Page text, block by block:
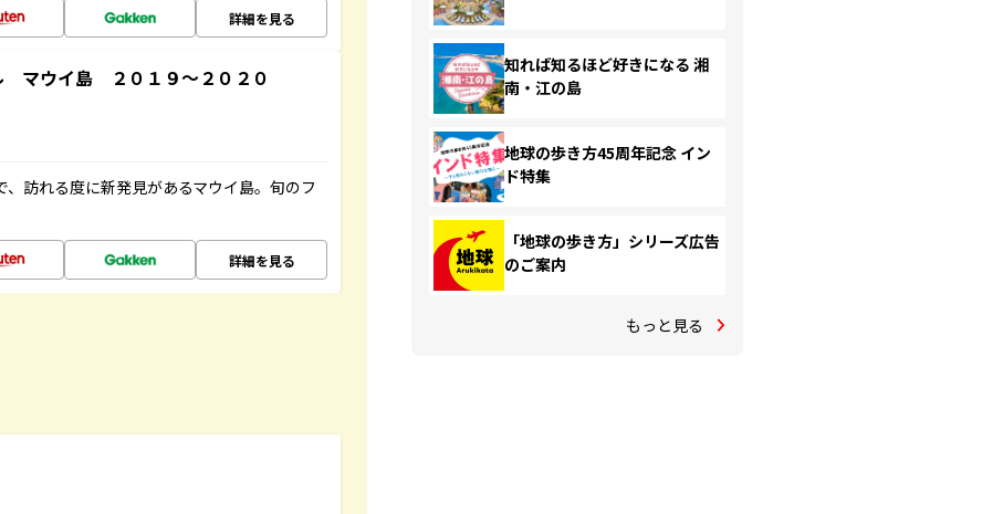
詳細を見る
マウイ島 ２０１９～２０２０
訪れる度に新発見があるマウイ島。旬のフ
詳細を見る
知れば知るほど好きになる 湘
南・江の島
地球の歩き方45周年記念 イン
ド特集
「地球の歩き方」シリーズ広告
のご案内
もっと見る